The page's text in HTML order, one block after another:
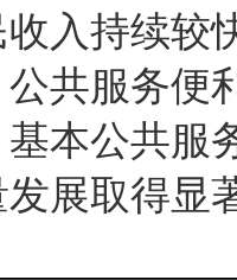
入持续较
共服务便
本公共服
展取得显